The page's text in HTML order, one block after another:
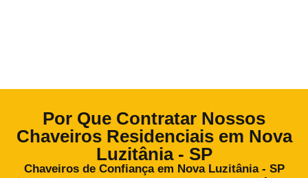
Por Que Contratar Nossos
Chaveiros Residenciais em Nova
Luzitânia - SP
Chaveiros de Confiança em Nova Luzitânia - SP